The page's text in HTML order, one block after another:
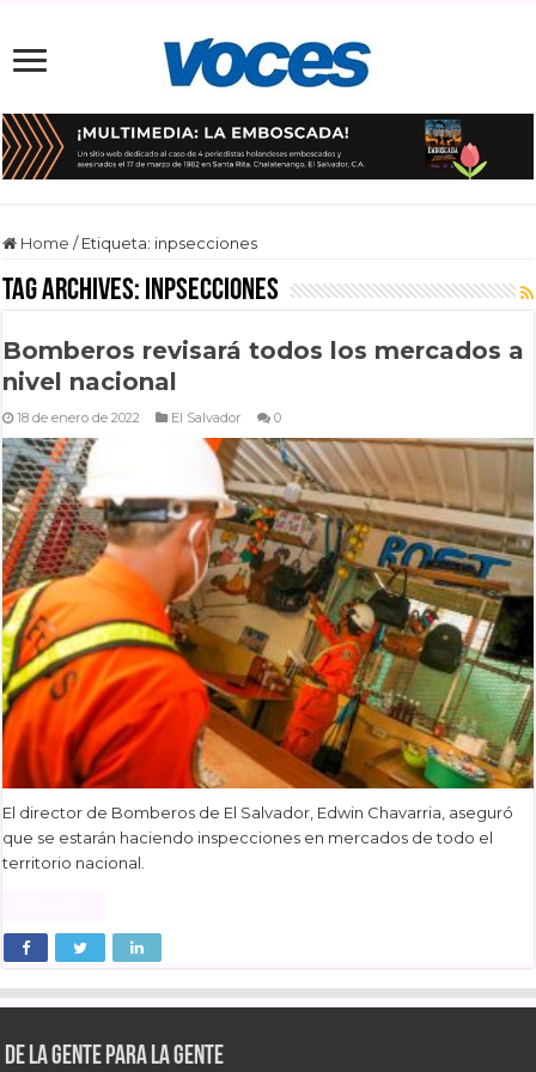
Home / Etiqueta: inpsecciones
Tag Archives: inpsecciones
Bomberos revisará todos los mercados a
nivel nacional
18 de enero de 2022 El Salvador 0
El director de Bomberos de El Salvador, Edwin Chavarria, aseguró
que se estarán haciendo inspecciones en mercados de todo el
territorio nacional.
De la gente para la gente